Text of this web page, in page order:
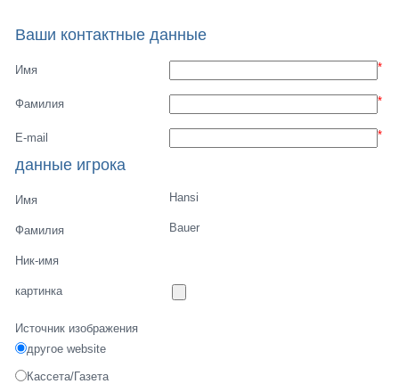
Ваши контактные данные
Имя *
Фамилия *
E-mail *
данные игрока
Имя Hansi
Фамилия Bauer
Ник-имя
картинка
Источник изображения
другое website
Кассета/Газета